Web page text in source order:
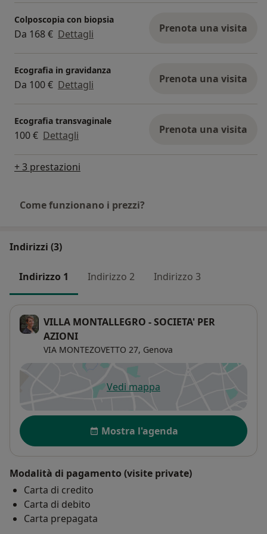
Colposcopia con biopsia
Da 168 € Dettagli Prenota una visita
Ecografia in gravidanza
Da 100 € Dettagli Prenota una visita
Ecografia transvaginale
100 € Dettagli Prenota una visita
+ 3 prestazioni
Come funzionano i prezzi?
Indirizzi (3)
Indirizzo 1 Indirizzo 2 Indirizzo 3
VILLA MONTALLEGRO - SOCIETA' PER
AZIONI
VIA MONTEZOVETTO 27, Genova
Vedi mappasi apre in una nuova scheda
Disponibilità
Mostra l'agenda
Modalità di pagamento (visite private)
Carta di credito
Carta di debito
Carta prepagata